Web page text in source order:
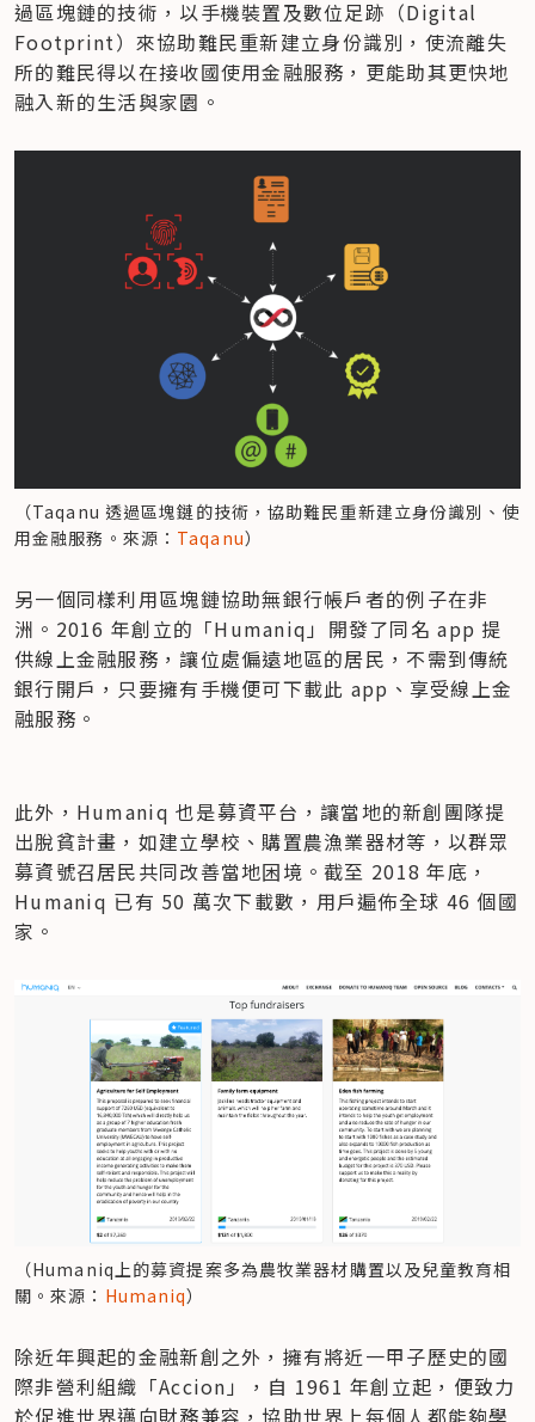
過區塊鏈的技術，以手機裝置及數位足跡（Digital
Footprint）來協助難民重新建立身份識別，使流離失
所的難民得以在接收國使用金融服務，更能助其更快地
融入新的生活與家園。
（Taqanu 透過區塊鏈的技術，協助難民重新建立身份識別、使
用金融服務。來源： Taqanu）
另一個同樣利用區塊鏈協助無銀行帳戶者的例子在非
洲。2016 年創立的「Humaniq」開發了同名 app 提
供線上金融服務，讓位處偏遠地區的居民，不需到傳統
銀行開戶，只要擁有手機便可下載此 app、享受線上金
融服務。
此外，Humaniq 也是募資平台，讓當地的新創團隊提
出脫貧計畫，如建立學校、購置農漁業器材等，以群眾
募資號召居民共同改善當地困境。截至 2018 年底，
Humaniq 已有 50 萬次下載數，用戶遍佈全球 46 個國
家。
（Humaniq上的募資提案多為農牧業器材購置以及兒童教育相
關。來源： Humaniq）
除近年興起的金融新創之外，擁有將近一甲子歷史的國
際非營利組織「Accion」，自 1961 年創立起，便致力
於促進世界邁向財務兼容，協助世界上每個人都能夠學